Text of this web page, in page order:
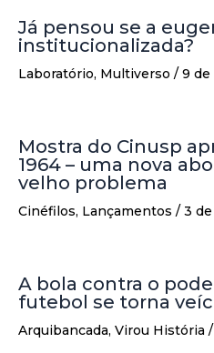
Já pensou se a
institucionalizada?
Laboratório, Multiverso / 9 de
Mostra do Cinusp
1964 – uma nova
velho problema
Cinéfilos, Lançamentos / 3
A bola contra o
futebol se torna
Arquibancada, Virou História /